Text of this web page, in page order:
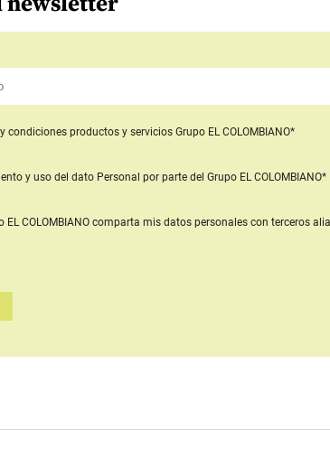
condiciones productos y servicios Grupo EL COLOMBIANO*
y uso del dato Personal por parte del Grupo EL COLOMBIANO*
COLOMBIANO comparta mis datos personales con terceros